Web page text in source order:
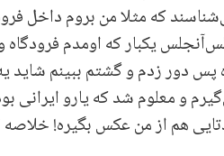
که مثلا من بروم داخل
یکبار که اومدم
دور زدم و گشتم ببینم شاید
و معلوم شد که یارو ایرانی
هم از من عکس بگیره! خلاصه